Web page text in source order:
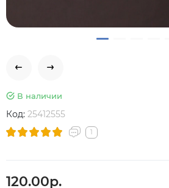
В наличии
Код: 25412555
1
120.00р.